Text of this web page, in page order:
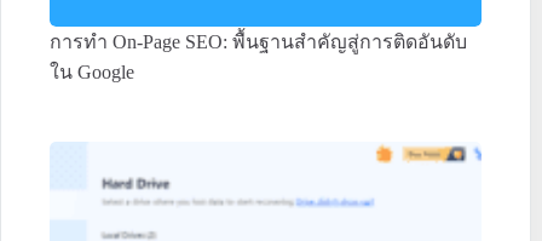
การทำ On-Page SEO: พื้นฐานสำคัญสู่การติดอันดับ
ใน Google